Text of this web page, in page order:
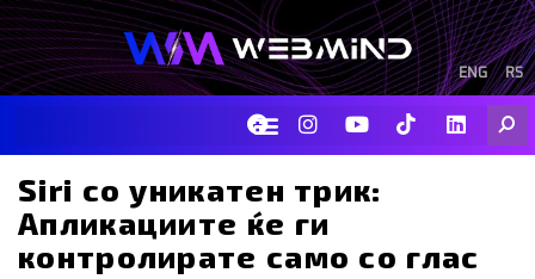
Skip
to
content
RS
ENG
F
a
c
b
o
o
k
I
n
s
a
g
r
a
Y
o
u
u
I
c
o
-
L
i
n
n
Siri со уникатен трик:
Апликациите ќе ги
контролирате само со глас